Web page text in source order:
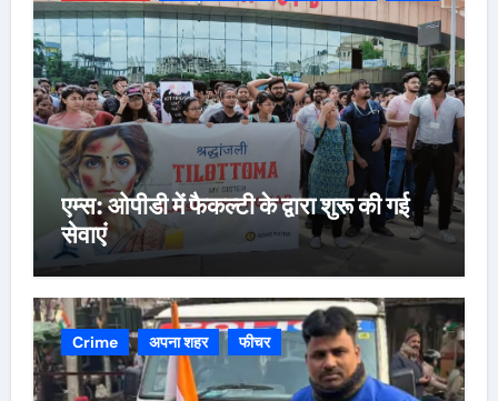
एम्स: ओपीडी में फैकल्टी के द्वारा शुरू की गई
सेवाएं
Crime अपना शहर फीचर